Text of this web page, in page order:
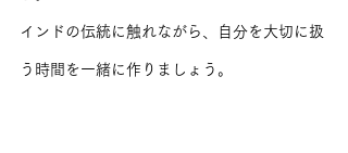
インドの伝統に触れながら、自分を大切に扱
う時間を一緒に作りましょう。